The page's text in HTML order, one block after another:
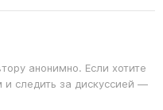
анонимно. Если хотите
следить за дискуссией —